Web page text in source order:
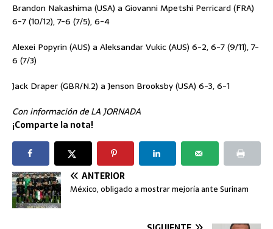
Brandon Nakashima (USA) a Giovanni Mpetshi Perricard (FRA)
6-7 (10/12), 7-6 (7/5), 6-4
Alexei Popyrin (AUS) a Aleksandar Vukic (AUS) 6-2, 6-7 (9/11), 7-
6 (7/3)
Jack Draper (GBR/N.2) a Jenson Brooksby (USA) 6-3, 6-1
Con información de LA JORNADA
¡Comparte la nota!
ANTERIOR
México, obligado a mostrar mejoría ante Surinam